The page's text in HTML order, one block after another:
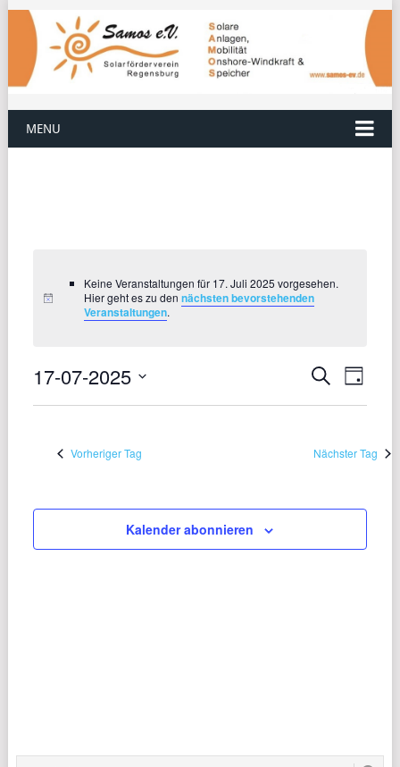
MENU
Keine Veranstaltungen für 17. Juli 2025 vorgesehen.
Hier geht es zu dennächsten bevorstehenden
Veranstaltungen.
SUCHE
Suche
Tag
17-07-2025
Vorheriger Tag Nächster Tag
Kalender abonnieren